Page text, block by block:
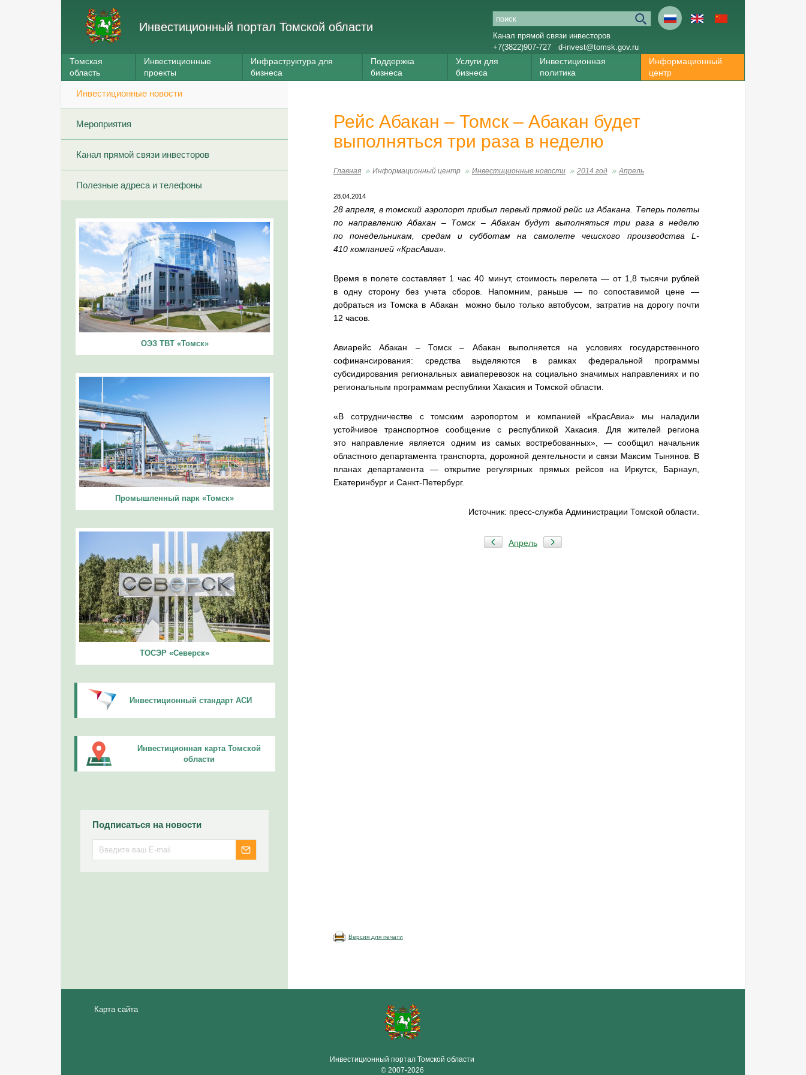
Инвестиционный портал Томской области
Канал прямой связи инвесторов
+7(3822)907-727
d-invest@tomsk.gov.ru
Томская
область
Инвестиционные
проекты
Инфраструктура для
бизнеса
Поддержка
бизнеса
Услуги для
бизнеса
Инвестиционная
политика
Информационный
центр
Инвестиционные новости
Мероприятия
Канал прямой связи инвесторов
Полезные адреса и телефоны
ОЭЗ ТВТ «Томск»
Промышленный парк «Томск»
ТОСЭР «Северск»
Инвестиционный стандарт АСИ
Инвестиционная карта Томской
области
Подписаться на новости
Рейс Абакан – Томск – Абакан будет
выполняться три раза в неделю
Главная Информационный центр Инвестиционные новости 2014 год Апрель
28.04.2014
28 апреля, в томский аэропорт прибыл первый прямой рейс из Абакана. Теперь полеты
по направлению Абакан – Томск – Абакан будут выполняться три раза в неделю
по понедельникам, средам и субботам на самолете чешского производства L-
410 компанией «КрасАвиа».
Время в полете составляет 1 час 40 минут, стоимость перелета — от 1,8 тысячи рублей
в одну сторону без учета сборов. Напомним, раньше — по сопоставимой цене —
добраться из Томска в Абакан можно было только автобусом, затратив на дорогу почти
12 часов.
Авиарейс Абакан – Томск – Абакан выполняется на условиях государственного
софинансирования: средства выделяются в рамках федеральной программы
субсидирования региональных авиаперевозок на социально значимых направлениях и по
региональным программам республики Хакасия и Томской области.
«В сотрудничестве с томским аэропортом и компанией «КрасАвиа» мы наладили
устойчивое транспортное сообщение с республикой Хакасия. Для жителей региона
это направление является одним из самых востребованных», — сообщил начальник
областного департамента транспорта, дорожной деятельности и связи Максим Тынянов. В
планах департамента — открытие регулярных прямых рейсов на Иркутск, Барнаул,
Екатеринбург и Санкт-Петербург.
Источник: пресс-служба Администрации Томской области.
Апрель
Версия для печати
Карта сайта
Инвестиционный портал Томской области
© 2007-2026